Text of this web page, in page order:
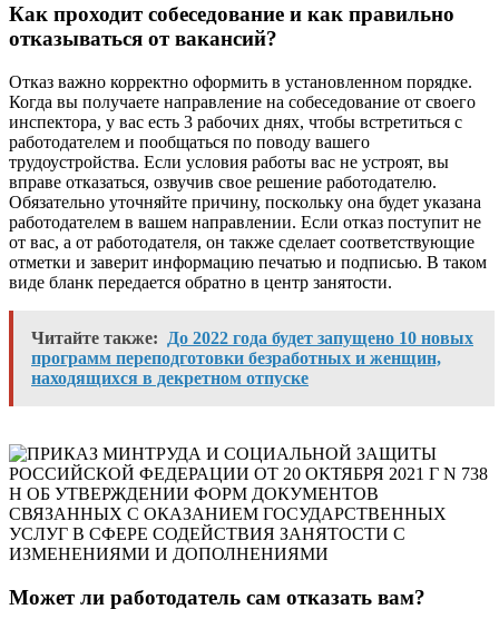
Как проходит собеседование и как правильно
отказываться от вакансий?
Отказ важно корректно оформить в установленном порядке.
Когда вы получаете направление на собеседование от своего
инспектора, у вас есть 3 рабочих днях, чтобы встретиться с
работодателем и пообщаться по поводу вашего
трудоустройства. Если условия работы вас не устроят, вы
вправе отказаться, озвучив свое решение работодателю.
Обязательно уточняйте причину, поскольку она будет указана
работодателем в вашем направлении. Если отказ поступит не
от вас, а от работодателя, он также сделает соответствующие
отметки и заверит информацию печатью и подписью. В таком
виде бланк передается обратно в центр занятости.
Читайте также:
До 2022 года будет запущено 10 новых
программ переподготовки безработных и женщин,
находящихся в декретном отпуске
Может ли работодатель сам отказать вам?